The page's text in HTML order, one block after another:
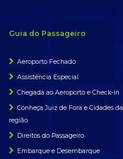
Guia do Passageiro
Aeroporto Fechado
Assistência Especial
Chegada ao Aeroporto e Check-in
Conheça Juiz de Fora e Cidades da
região
Direitos do Passageiro
Embarque e Desembarque